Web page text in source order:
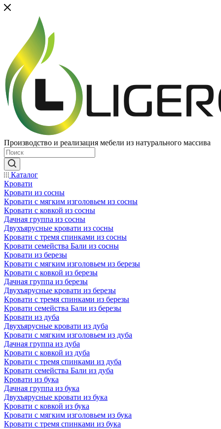
Производство и реализация мебели из натурального массива
Каталог
Кровати
Кровати из сосны
Кровати с мягким изголовьем из сосны
Кровати с ковкой из сосны
Дачная группа из сосны
Двухъярусные кровати из сосны
Кровати с тремя спинками из сосны
Кровати семейства Бали из сосны
Кровати из березы
Кровати с мягким изголовьем из березы
Кровати с ковкой из березы
Дачная группа из березы
Двухъярусные кровати из березы
Кровати с тремя спинками из березы
Кровати семейства Бали из березы
Кровати из дуба
Двухъярусные кровати из дуба
Кровати с мягким изголовьем из дуба
Дачная группа из дуба
Кровати с ковкой из дуба
Кровати с тремя спинками из дуба
Кровати семейства Бали из дуба
Кровати из бука
Дачная группа из бука
Двухъярусные кровати из бука
Кровати с ковкой из бука
Кровати с мягким изголовьем из бука
Кровати с тремя спинками из бука